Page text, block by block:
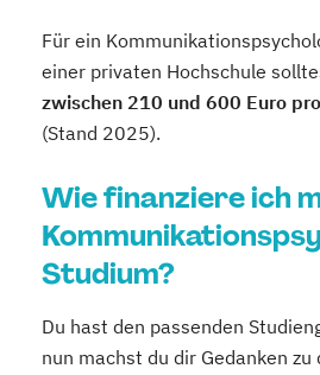
Für ein
einer privaten Hochschule
zwischen 210 und 600 Euro
(Stand 2025).
Wie finanziere ich
Studium?
Du hast den passenden
nun machst du dir Gedanken zu